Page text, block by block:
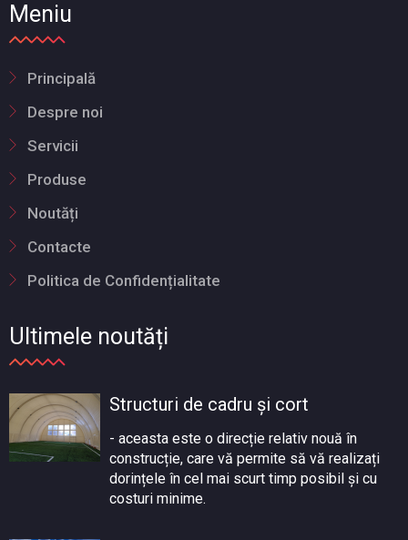
Meniu
Principală
Despre noi
Servicii
Produse
Noutăți
Contacte
Politica de Confidențialitate
Ultimele noutăți
Structuri de cadru și cort
- aceasta este o direcție relativ nouă în
construcție, care vă permite să vă realizați
dorințele în cel mai scurt timp posibil și cu
costuri minime.